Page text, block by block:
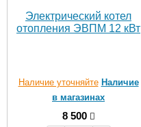
Электрический котел
отопления ЭВПМ 12 кВт
Наличие уточняйте Наличие
в магазинах
8 500